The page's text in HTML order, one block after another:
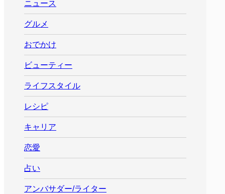
ニュース
グルメ
おでかけ
ビューティー
ライフスタイル
レシピ
キャリア
恋愛
占い
アンバサダー/ライター